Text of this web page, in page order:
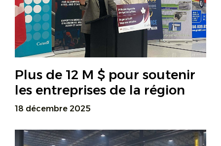
Plus de 12 M $ pour soutenir
les entreprises de la région
18 décembre 2025